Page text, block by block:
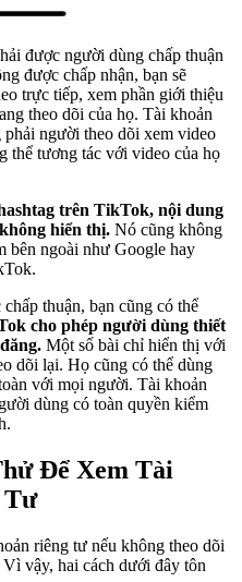
được người dùng chấp thuận
được chấp nhận, bạn sẽ
trực tiếp, xem phần giới thiệu
theo dõi của họ. Tài khoản
người theo dõi xem video
thể tương tác với video của họ
trên TikTok, nội dung
hiển thị. Nó cũng không
bên ngoài như Google hay
thuận, bạn cũng có thể
cho phép người dùng thiết
Một số bài chỉ hiển thị với
dõi lại. Họ cũng có thể dùng
với mọi người. Tài khoản
dùng có toàn quyền kiểm
Để Xem Tài
Tư
riêng tư nếu không theo dõi
vậy, hai cách dưới đây tôn